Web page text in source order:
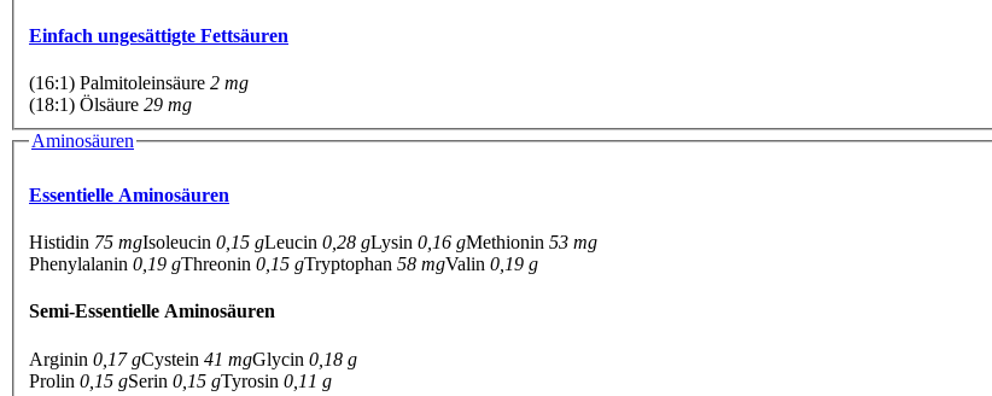
Einfach ungesättigte Fettsäuren
(16:1) Palmitoleinsäure 2 mg
(18:1) Ölsäure 29 mg
Aminosäuren
Essentielle Aminosäuren
Histidin 75 mgIsoleucin 0,15 gLeucin 0,28 gLysin 0,16 gMethionin 53 mg
Phenylalanin 0,19 gThreonin 0,15 gTryptophan 58 mgValin 0,19 g
Semi-Essentielle Aminosäuren
Arginin 0,17 gCystein 41 mgGlycin 0,18 g
Prolin 0,15 gSerin 0,15 gTyrosin 0,11 g